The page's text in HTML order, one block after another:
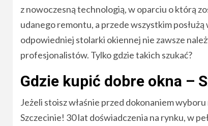
z nowoczesną technologią, w oparciu o którą
udanego remontu, a przede wszystkim
odpowiedniej stolarki okiennej nie zawsze
profesjonalistów. Tylko gdzie takich szukać?
Gdzie kupić dobre okna –
Jeżeli stoisz właśnie przed dokonaniem
Szczecinie! 30 lat doświadczenia na rynku, w